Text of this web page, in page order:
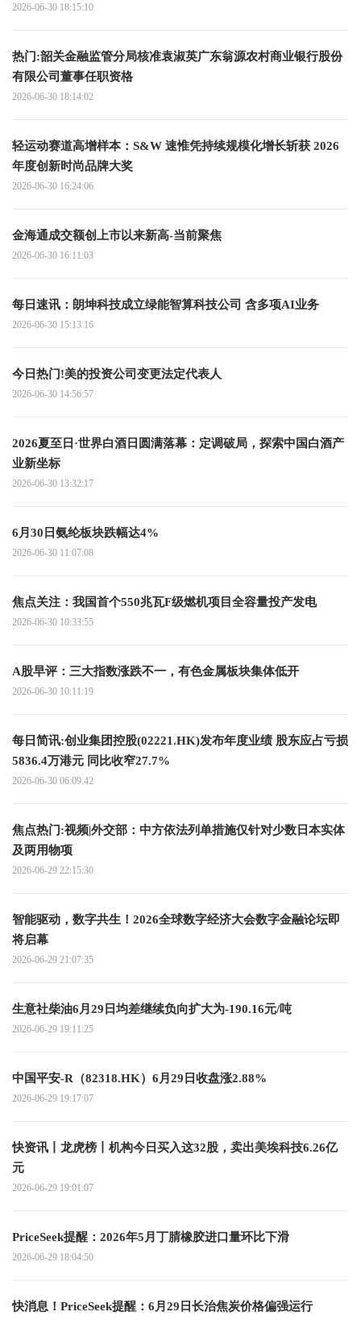
2026-06-30 18:15:10
热门:韶关金融监管分局核准袁淑英广东翁源农村商业银行股份
有限公司董事任职资格
2026-06-30 18:14:02
轻运动赛道高增样本：S&W 速惟凭持续规模化增长斩获 2026
年度创新时尚品牌大奖
2026-06-30 16:24:06
金海通成交额创上市以来新高-当前聚焦
2026-06-30 16:11:03
每日速讯：朗坤科技成立绿能智算科技公司 含多项AI业务
2026-06-30 15:13:16
今日热门!美的投资公司变更法定代表人
2026-06-30 14:56:57
2026夏至日·世界白酒日圆满落幕：定调破局，探索中国白酒产
业新坐标
2026-06-30 13:32:17
6月30日氨纶板块跌幅达4%
2026-06-30 11:07:08
焦点关注：我国首个550兆瓦F级燃机项目全容量投产发电
2026-06-30 10:33:55
A股早评：三大指数涨跌不一，有色金属板块集体低开
2026-06-30 10:11:19
每日简讯:创业集团控股(02221.HK)发布年度业绩 股东应占亏损
5836.4万港元 同比收窄27.7%
2026-06-30 06:09:42
焦点热门:视频|外交部：中方依法列单措施仅针对少数日本实体
及两用物项
2026-06-29 22:15:30
智能驱动，数字共生！2026全球数字经济大会数字金融论坛即
将启幕
2026-06-29 21:07:35
生意社柴油6月29日均差继续负向扩大为-190.16元/吨
2026-06-29 19:11:25
中国平安-R（82318.HK）6月29日收盘涨2.88%
2026-06-29 19:17:07
快资讯丨龙虎榜丨机构今日买入这32股，卖出美埃科技6.26亿
元
2026-06-29 19:01:07
PriceSeek提醒：2026年5月丁腈橡胶进口量环比下滑
2026-06-29 18:04:50
快消息！PriceSeek提醒：6月29日长治焦炭价格偏强运行